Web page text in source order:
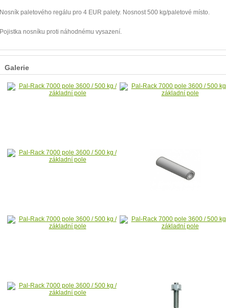
Nosník paletového regálu pro 4 EUR palety. Nosnost 500 kg/paletové místo.
Pojistka nosníku proti náhodnému vysazení.
Galerie